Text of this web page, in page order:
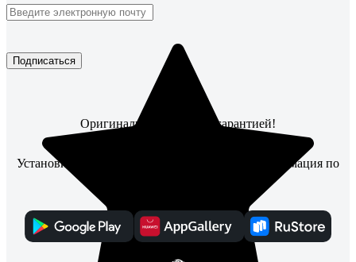
Подписаться
Оригинальные товары с гарантией!
Установите мобильное приложение, чтобы информация по